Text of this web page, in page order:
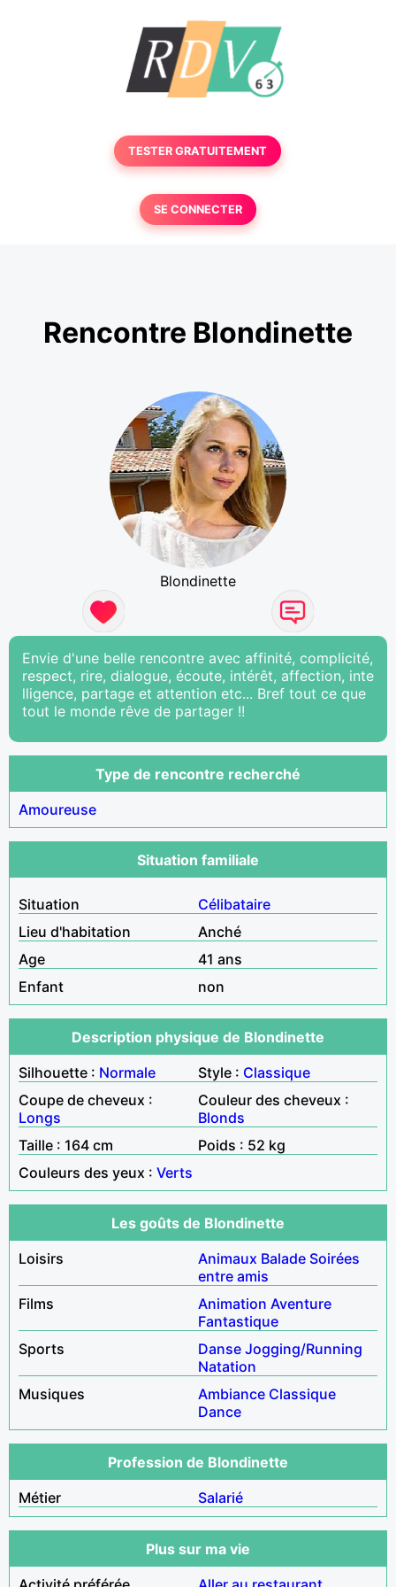
TESTER GRATUITEMENT
SE CONNECTER
Rencontre Blondinette
Blondinette
Envie d'une belle rencontre avec affinité, complicité,
respect, rire, dialogue, écoute, intérêt, affection, inte
lligence, partage et attention etc... Bref tout ce que
tout le monde rêve de partager !!
Type de rencontre recherché
Amoureuse
Situation familiale
Situation
Célibataire
Lieu d'habitation
Anché
Age
41 ans
Enfant
non
Description physique de Blondinette
Silhouette : Normale Style : Classique
Coupe de cheveux :
Longs
Couleur des cheveux :
Blonds
Taille : 164 cm
Poids : 52 kg
Couleurs des yeux : Verts
Les goûts de Blondinette
Loisirs
Animaux Balade Soirées
entre amis
Films
Animation Aventure
Fantastique
Sports
Danse Jogging/Running
Natation
Musiques
Ambiance Classique
Dance
Profession de Blondinette
Métier
Salarié
Plus sur ma vie